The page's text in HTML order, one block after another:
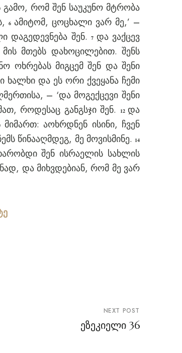
გამო, რომ შენ საუკუნო მტრობა
6 ამიტომ, ცოცხალი ვარ მე,’ –
დაგედევნება შენ.7 და ვაქცევ
მის მთებს დახოცილებით. შენს
ოხრებას მიგცემ შენ და შენი
ხალხი და ეს ორი ქვეყანა ჩემი
– ‘და მოგექცევი შენი
როდესაც განგსჯი შენ.
12 და
აოხრდნენ ისინი, ჩვენ
წინააღმდეგ, მე მოვისმინე. 14
შენ ისრაელის სახლის
და მიხვდებიან, რომ მე ვარ
NEXT POST
ეზეკიელი 36